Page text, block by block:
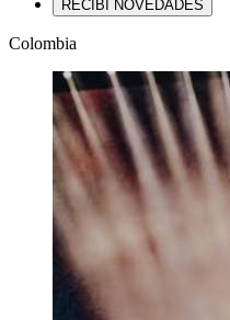
RECIBÍ NOVEDADES
Colombia